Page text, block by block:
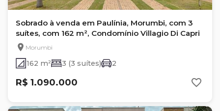
Sobrado à venda em Paulínia, Morumbi, com 3
suítes, com 162 m², Condomínio Villagio Di Capri
Morumbi
162 m² 3 (3 suítes) 2
R$ 1.090.000